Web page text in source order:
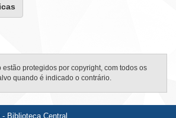
estão protegidos por copyright, com todos os
quando é indicado o contrário.
Biblioteca Central